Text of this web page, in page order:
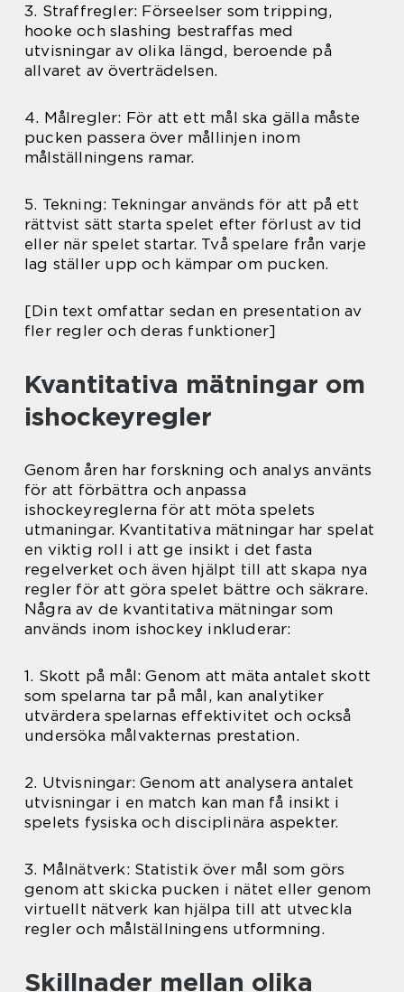
3. Straffregler: Förseelser som tripping,
hooke och slashing bestraffas med
utvisningar av olika längd, beroende på
allvaret av överträdelsen.
4. Målregler: För att ett mål ska gälla måste
pucken passera över mållinjen inom
målställningens ramar.
5. Tekning: Tekningar används för att på ett
rättvist sätt starta spelet efter förlust av tid
eller när spelet startar. Två spelare från varje
lag ställer upp och kämpar om pucken.
[Din text omfattar sedan en presentation av
fler regler och deras funktioner]
Kvantitativa mätningar om
ishockeyregler
Genom åren har forskning och analys använts
för att förbättra och anpassa
ishockeyreglerna för att möta spelets
utmaningar. Kvantitativa mätningar har spelat
en viktig roll i att ge insikt i det fasta
regelverket och även hjälpt till att skapa nya
regler för att göra spelet bättre och säkrare.
Några av de kvantitativa mätningar som
används inom ishockey inkluderar:
1. Skott på mål: Genom att mäta antalet skott
som spelarna tar på mål, kan analytiker
utvärdera spelarnas effektivitet och också
undersöka målvakternas prestation.
2. Utvisningar: Genom att analysera antalet
utvisningar i en match kan man få insikt i
spelets fysiska och disciplinära aspekter.
3. Målnätverk: Statistik över mål som görs
genom att skicka pucken i nätet eller genom
virtuellt nätverk kan hjälpa till att utveckla
regler och målställningens utformning.
Skillnader mellan olika